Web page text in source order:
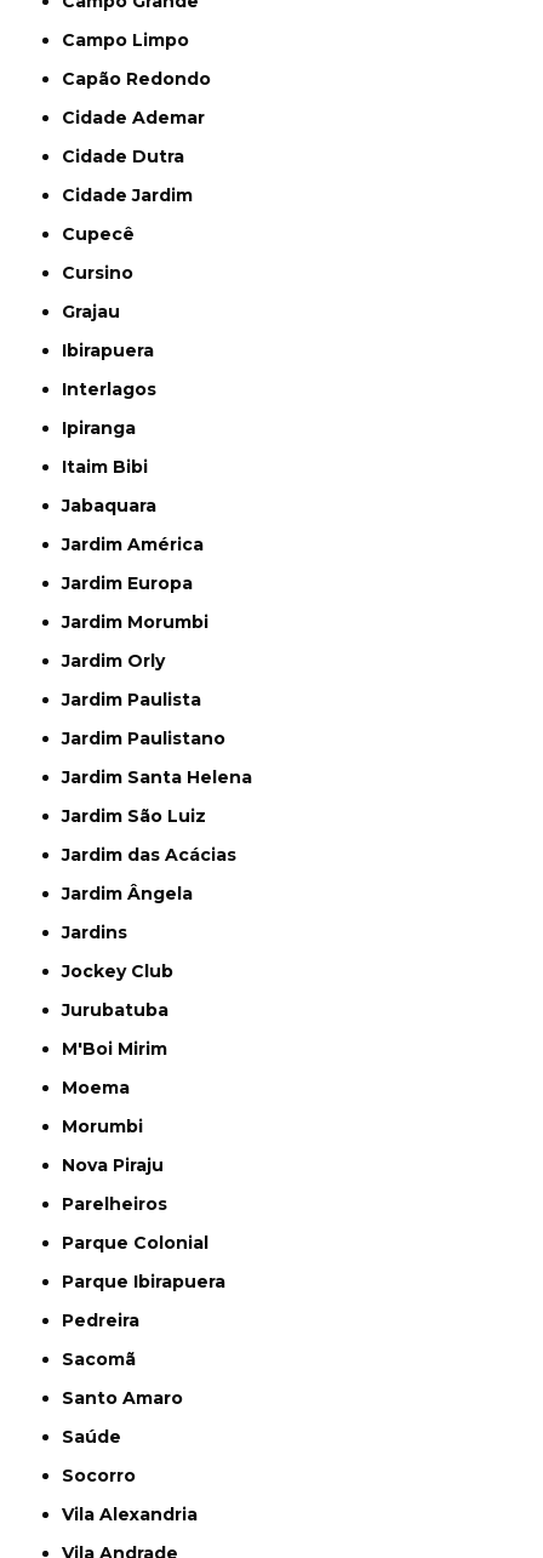
Campo Limpo
Capão Redondo
Cidade Ademar
Cidade Dutra
Cidade Jardim
Cupecê
Cursino
Grajau
Ibirapuera
Interlagos
Ipiranga
Itaim Bibi
Jabaquara
Jardim América
Jardim Europa
Jardim Morumbi
Jardim Orly
Jardim Paulista
Jardim Paulistano
Jardim Santa Helena
Jardim São Luiz
Jardim das Acácias
Jardim Ângela
Jardins
Jockey Club
Jurubatuba
M'Boi Mirim
Moema
Morumbi
Nova Piraju
Parelheiros
Parque Colonial
Parque Ibirapuera
Pedreira
Sacomã
Santo Amaro
Saúde
Socorro
Vila Alexandria
Vila Andrade